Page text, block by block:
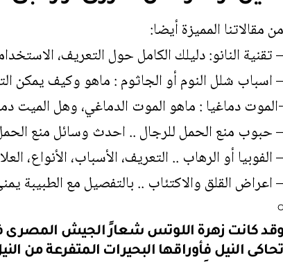
من مقالاتنا المميزة أيضا:
–تقنية النانو: دليلك الكامل حول التعريف،
– اسباب شلل النوم أو الجاثوم : ماهو وكيف يمكن
-الموت دماغيا : ماهو الموت الدماغي، وهل الميت
– حبوب منع الحمل للرجال .. احدث وسائل منع الحمل
– الفوبيا أو الرهاب .. التعريف، الأسباب، الأنواع،
– اعراض القلق والاكتئاب .. بالتفصيل مع الطبيبة
وقد كانت زهرة اللوتس شعارً الجيش المصرى في
تحاكى النيل فأوراقها البحيرات المتفرعة من